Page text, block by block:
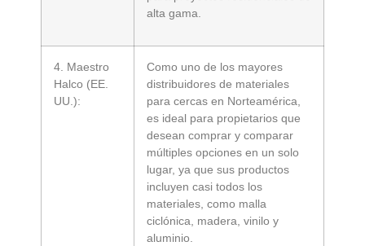
alta gama.
4. Maestro
Halco (EE.
UU.):
Como uno de los mayores
distribuidores de materiales
para cercas en Norteamérica,
es ideal para propietarios que
desean comprar y comparar
múltiples opciones en un solo
lugar, ya que sus productos
incluyen casi todos los
materiales, como malla
ciclónica, madera, vinilo y
aluminio.